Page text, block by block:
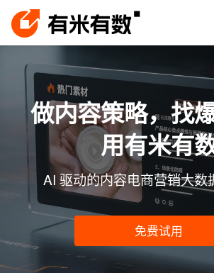
做内容策略，找
用有米有
AI 驱动的内容电商营销大数
免费试用